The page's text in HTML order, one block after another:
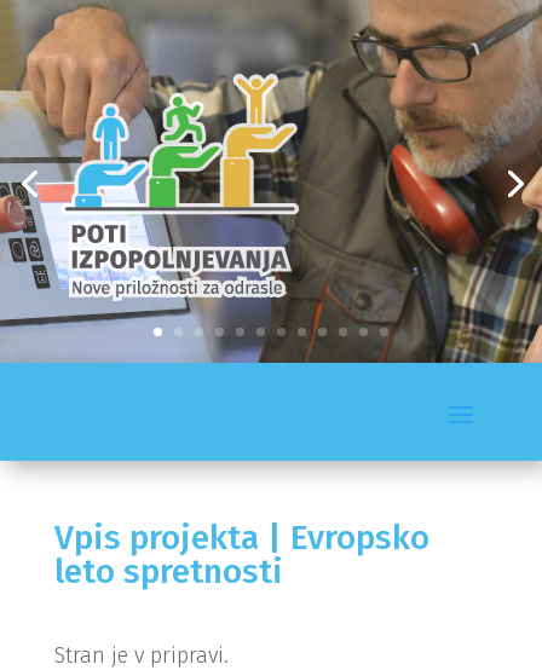
Vpis projekta | Evropsko
leto spretnosti
Stran je v pripravi.